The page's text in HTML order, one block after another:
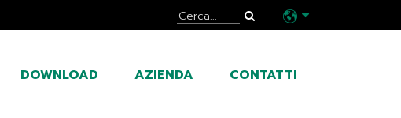
DOWNLOAD AZIENDA CONTATTI